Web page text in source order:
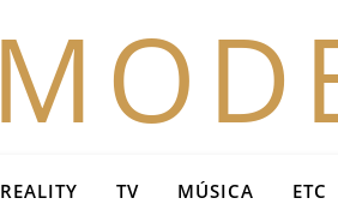
REALITY TV MÚSICA ETC